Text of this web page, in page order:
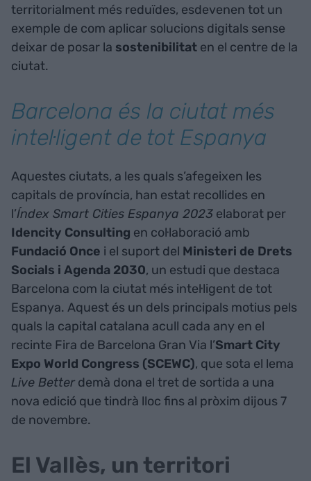
territorialment més reduïdes, esdevenen tot un
exemple de com aplicar solucions digitals sense
deixar de posar la sostenibilitat en el centre de la
ciutat.
Barcelona és la ciutat més
intel·ligent de tot Espanya
Aquestes ciutats, a les quals s’afegeixen les
capitals de província, han estat recollides en
l’Índex Smart Cities Espanya 2023 elaborat per
Idencity Consulting en col·laboració amb
Fundació Once i el suport del Ministeri de Drets
Socials i Agenda 2030, un estudi que destaca
Barcelona com la ciutat més intel·ligent de tot
Espanya. Aquest és un dels principals motius pels
quals la capital catalana acull cada any en el
recinte Fira de Barcelona Gran Via l’Smart City
Expo World Congress (SCEWC), que sota el lema
Live Better demà dona el tret de sortida a una
nova edició que tindrà lloc fins al pròxim dijous 7
de novembre.
El Vallès, un territori